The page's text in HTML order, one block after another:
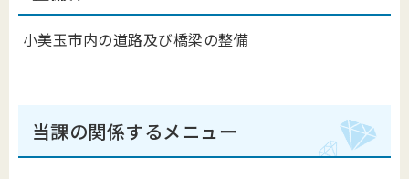
小美玉市内の道路及び橋梁の整備
当課の関係するメニュー